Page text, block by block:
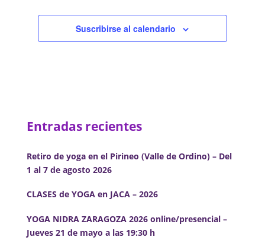
Eventos
Suscribirse al calendario
Entradas recientes
Retiro de yoga en el Pirineo (Valle de Ordino) – Del
1 al 7 de agosto 2026
CLASES de YOGA en JACA – 2026
YOGA NIDRA ZARAGOZA 2026 online/presencial –
Jueves 21 de mayo a las 19:30 h